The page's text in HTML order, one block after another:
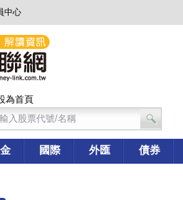
中心
為首頁
國際 外匯 債券